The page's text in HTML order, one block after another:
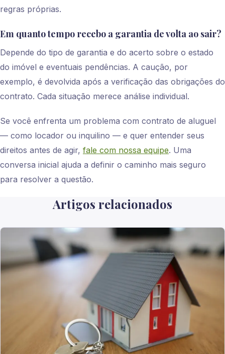
regras próprias.
Em quanto tempo recebo a garantia de volta ao sair?
Depende do tipo de garantia e do acerto sobre o estado
do imóvel e eventuais pendências. A caução, por
exemplo, é devolvida após a verificação das obrigações do
contrato. Cada situação merece análise individual.
Se você enfrenta um problema com contrato de aluguel
— como locador ou inquilino — e quer entender seus
direitos antes de agir, fale com nossa equipe. Uma
conversa inicial ajuda a definir o caminho mais seguro
para resolver a questão.
Artigos relacionados